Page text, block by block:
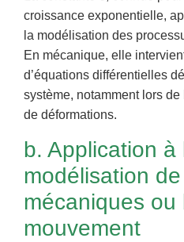
croissance exponentielle,
la modélisation des
En mécanique, elle
d’équations différentielles
système, notamment lors de
de déformations.
b. Application à
modélisation
mécaniques
mouvement